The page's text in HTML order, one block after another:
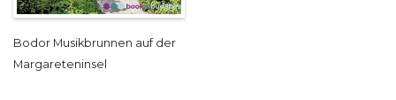
Bodor Musikbrunnen auf der
Margareteninsel